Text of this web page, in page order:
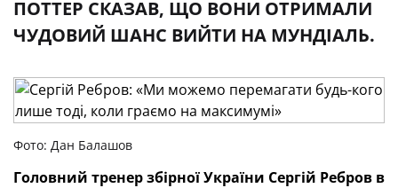
ПОТТЕР СКАЗАВ, ЩО ВОНИ ОТРИМАЛИ
ЧУДОВИЙ ШАНС ВИЙТИ НА МУНДІАЛЬ.
Фото: Дан Балашов
Головний тренер збірної України Сергій Ребров в